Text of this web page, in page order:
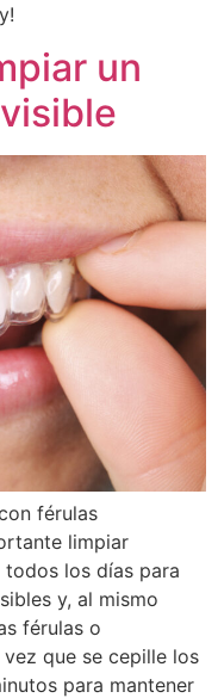
un
férulas
limpiar
los días para
y, al mismo
férulas o
que se cepille los
para mantener